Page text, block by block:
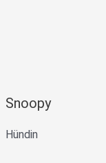
Snoopy
Hündin